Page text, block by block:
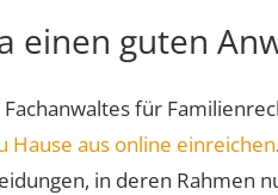
einen guten
für
Hause aus online einreichen
in deren Rahmen